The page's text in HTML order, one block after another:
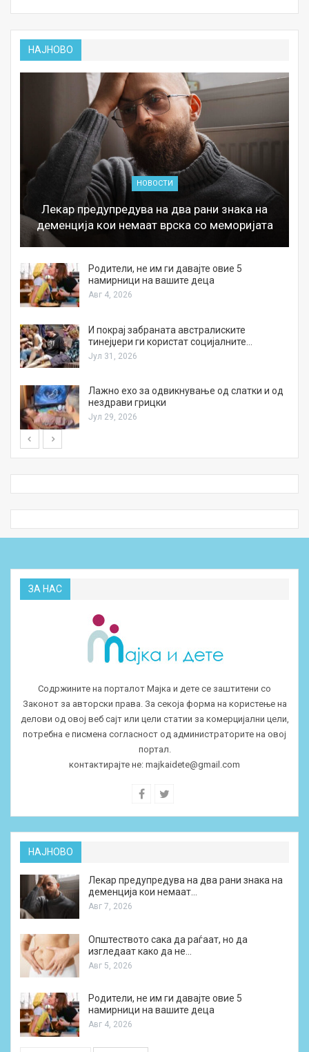
НАЈНОВО
НОВОСТИ
Лекар предупредува на два рани знака на
деменција кои немаат врска со меморијата
Родители, не им ги давајте овие 5
намирници на вашите деца
Авг 4, 2026
И покрај забраната австралиските
тинејџери ги користат социјалните…
Јул 31, 2026
Лажно ехо за одвикнување од слатки и од
нездрави грицки
Јул 29, 2026
ЗА НАС
Содржините на порталот Мајка и дете се заштитени со
Законот за авторски права. За секоја форма на користење на
делови од овој веб сајт или цели статии за комерцијални цели,
потребна е писмена согласност од администраторите на овој
портал.
контактирајте не: majkaidete@gmail.com
НАЈНОВО
Лекар предупредува на два рани знака на
деменција кои немаат…
Авг 7, 2026
Општеството сака да раѓаат, но да
изгледаат како да не…
Авг 5, 2026
Родители, не им ги давајте овие 5
намирници на вашите деца
Авг 4, 2026